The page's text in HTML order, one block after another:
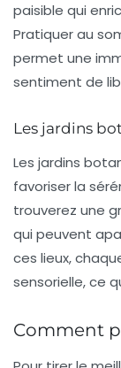
paisible qui
Pratiquer au
permet une
sentiment de
Les jardins
Les jardins
favoriser la
trouverez une
qui peuvent
ces lieux,
sensorielle, ce
Comment